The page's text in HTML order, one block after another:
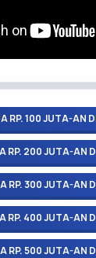
RP. 100 JUTA-AN
RP. 200 JUTA-AN
RP. 300 JUTA-AN
RP. 400 JUTA-AN
RP. 500 JUTA-AN